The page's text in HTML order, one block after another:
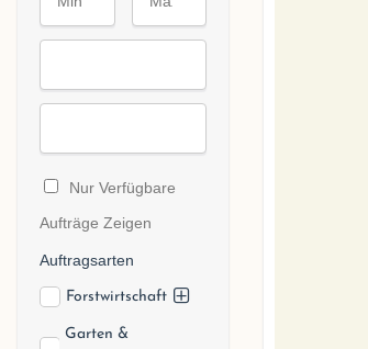
Nur Verfügbare
Aufträge Zeigen
Auftragsarten
Forstwirtschaft
Garten &